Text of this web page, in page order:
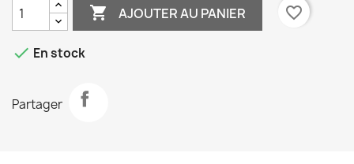
 AJOUTER AU PANIER favorite_border
 En stock
Partager